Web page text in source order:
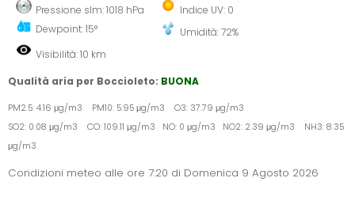
Pressione slm: 1018 hPa
Dewpoint: 15°
Indice UV: 0
Umidità: 72%
Visibilità: 10 km
Qualità aria per Boccioleto: BUONA
PM2.5: 4.16 μg/m3 PM10: 5.95 μg/m3 O3: 37.79 μg/m3
SO2: 0.08 μg/m3 CO: 109.11 μg/m3 NO: 0 μg/m3 NO2: 2.39 μg/m3 NH3: 8.35
μg/m3
Condizioni meteo alle ore 7:20 di Domenica 9 Agosto 2026